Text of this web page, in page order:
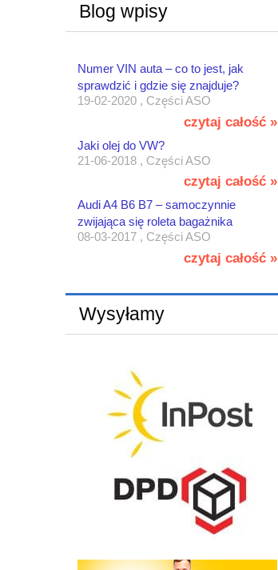
Blog wpisy
Numer VIN auta – co to jest, jak
sprawdzić i gdzie się znajduje?
19-02-2020 , Części ASO
czytaj całość »
Jaki olej do VW?
21-06-2018 , Części ASO
czytaj całość »
Audi A4 B6 B7 – samoczynnie
zwijająca się roleta bagażnika
08-03-2017 , Części ASO
czytaj całość »
Wysyłamy